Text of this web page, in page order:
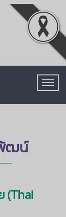
ฒน์
(Thai